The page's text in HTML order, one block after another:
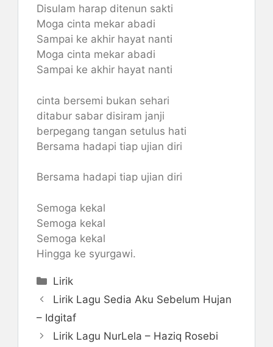
Disulam harap ditenun sakti
Moga cinta mekar abadi
Sampai ke akhir hayat nanti
Moga cinta mekar abadi
Sampai ke akhir hayat nanti
cinta bersemi bukan sehari
ditabur sabar disiram janji
berpegang tangan setulus hati
Bersama hadapi tiap ujian diri
Bersama hadapi tiap ujian diri
Semoga kekal
Semoga kekal
Semoga kekal
Hingga ke syurgawi.
Categories
Lirik
Lirik Lagu Sedia Aku Sebelum Hujan
– Idgitaf
Lirik Lagu NurLela – Haziq Rosebi